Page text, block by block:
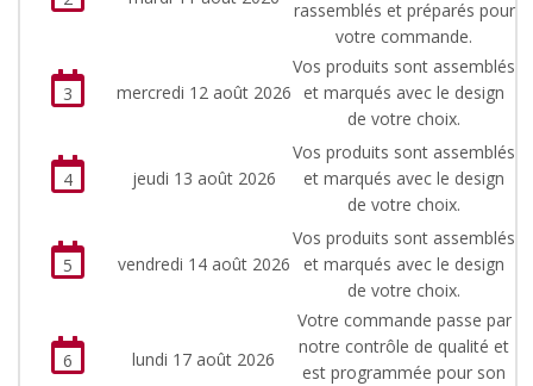
rassemblés et préparés pour
votre commande.
3 mercredi 12 août 2026
Vos produits sont assemblés
et marqués avec le design
de votre choix.
4 jeudi 13 août 2026
Vos produits sont assemblés
et marqués avec le design
de votre choix.
5 vendredi 14 août 2026
Vos produits sont assemblés
et marqués avec le design
de votre choix.
6 lundi 17 août 2026
Votre commande passe par
notre contrôle de qualité et
est programmée pour son